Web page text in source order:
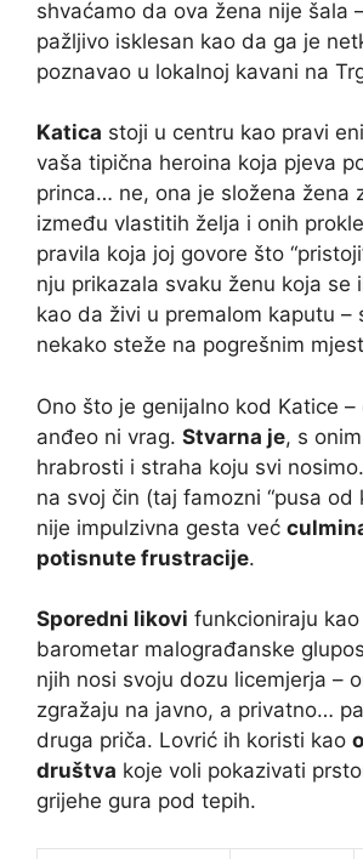
shvaćamo da ova žena nije šala
pažljivo isklesan kao da ga je
poznavao u lokalnoj kavani na
Katica stoji u centru kao pravi
vaša tipična heroina koja pjeva
princa… ne, ona je složena žena
između vlastitih želja i onih
pravila koja joj govore što
nju prikazala svaku ženu koja se
kao da živi u premalom kaputu –
nekako steže na pogrešnim
Ono što je genijalno kod Katice –
anđeo ni vrag. Stvarna je, s
hrabrosti i straha koju svi
na svoj čin (taj famozni “pusa od
nije impulzivna gesta već
potisnute frustracije.
Sporedni likovi funkcioniraju
barometar malograđanske
njih nosi svoju dozu licemjerja –
zgražaju na javno, a privatno…
druga priča. Lovrić ih koristi kao
društva koje voli pokazivati
grijehe gura pod tepih.